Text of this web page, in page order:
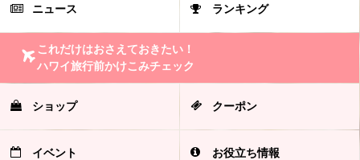
ニュース ランキング
これだけはおさえておきたい！
ハワイ旅行前かけこみチェック
ショップ クーポン
イベント お役立ち情報